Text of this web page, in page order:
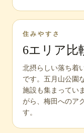
住みやすさ
6エリア比
北摂らしい落ち着
です。五月山公園
施設も集まってい
がら、梅田へのア
す。